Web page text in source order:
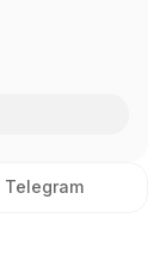
Telegram